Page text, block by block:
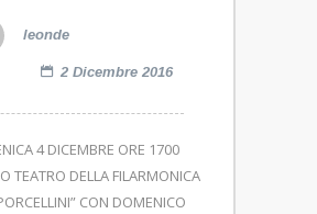
leonde
2 Dicembre 2016
4 DICEMBRE ORE 1700
TEATRO DELLA FILARMONICA
CON DOMENICO